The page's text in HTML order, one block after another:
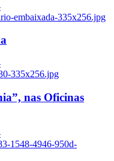
embaixada-335x256.jpg
335x256.jpg
nas Oficinas
1548-4946-950d-